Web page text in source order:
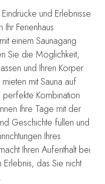
und Erlebnisse
Ferienhaus
einem Saunagang
Sie die Möglichkeit,
und Ihren Körper
mit Sauna auf
Kombination
Ihre Tage mit der
Geschichte füllen und
Ihres
Ihren Aufenthalt bei
das Sie nicht